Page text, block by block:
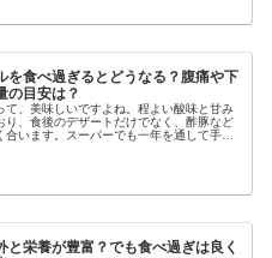
を食べ過ぎるとどうなる？腹痛や下
の目安は？
て、美味しいですよね。程よい酸味と甘み
り、食後のデザートだけでなく、酢豚など
合います。スーパーでも一年を通して手に
と栄養が豊富？でも食べ過ぎは良く